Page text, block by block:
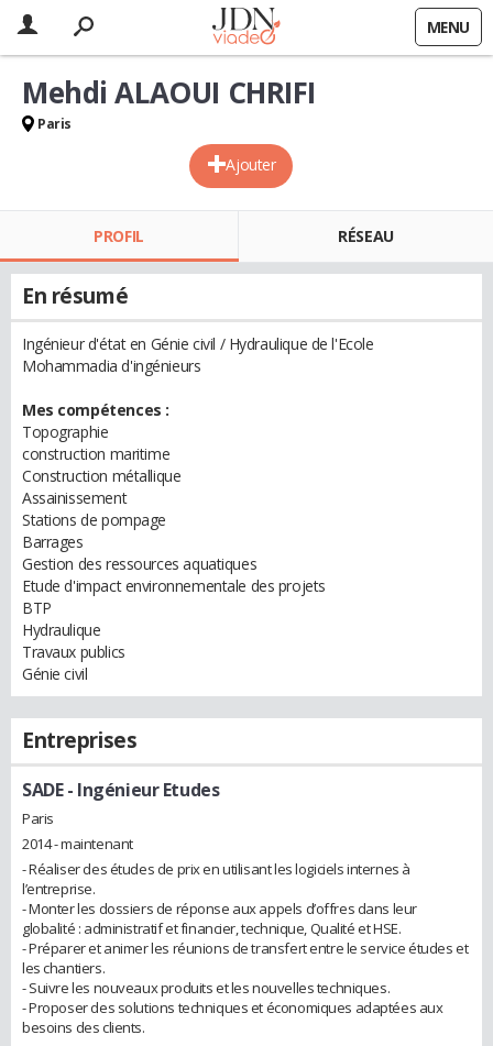
MENU
Ajouter
Mehdi ALAOUI CHRIFI
Paris
PROFIL RÉSEAU
En résumé
Ingénieur d'état en Génie civil / Hydraulique de l'Ecole
Mohammadia d'ingénieurs
Mes compétences :
Topographie
construction maritime
Construction métallique
Assainissement
Stations de pompage
Barrages
Gestion des ressources aquatiques
Etude d'impact environnementale des projets
BTP
Hydraulique
Travaux publics
Génie civil
Entreprises
SADE- Ingénieur Etudes
Paris
2014 - maintenant
- Réaliser des études de prix en utilisant les logiciels internes à
l’entreprise.
- Monter les dossiers de réponse aux appels d’offres dans leur
globalité : administratif et financier, technique, Qualité et HSE.
- Préparer et animer les réunions de transfert entre le service études et
les chantiers.
- Suivre les nouveaux produits et les nouvelles techniques.
- Proposer des solutions techniques et économiques adaptées aux
besoins des clients.